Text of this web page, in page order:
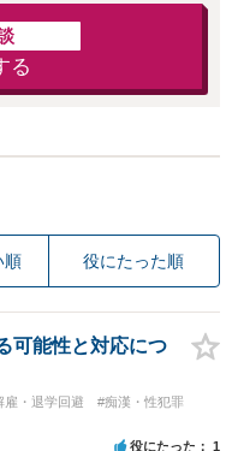
る
順 役にたった順
可能性と対応につ
雇・退学回避
#痴漢・性犯罪
役にたった 1